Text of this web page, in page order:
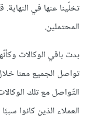
تخلّينا عنها في
المحتملين.
بدت باقي الوكالات
تواصل الجميع معنا
التّواصل مع تلك
العملاء الذين كانوا